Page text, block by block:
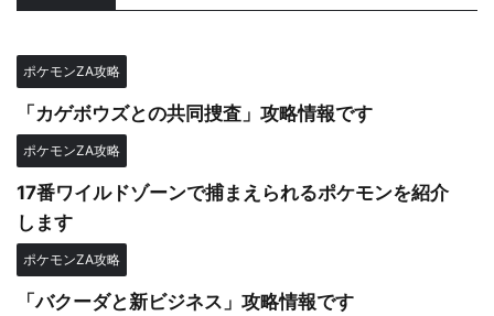
ポケモンZA攻略
「カゲボウズとの共同捜査」攻略情報です
ポケモンZA攻略
17番ワイルドゾーンで捕まえられるポケモンを紹介
します
ポケモンZA攻略
「バクーダと新ビジネス」攻略情報です